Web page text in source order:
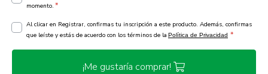
momento. *
Al clicar en Registrar, confirmas tu inscripción a este producto. Además, confirmas
que leíste y estás de acuerdo con los términos de la Política de Privacidad *
¡Me gustaría comprar!